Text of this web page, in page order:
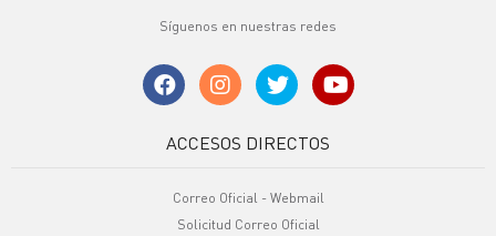
Síguenos en nuestras redes
ACCESOS DIRECTOS
Correo Oficial - Webmail
Solicitud Correo Oficial